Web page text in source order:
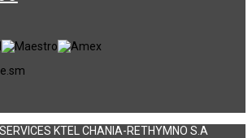
KTEL CHANIA-RETHYMNO S.A